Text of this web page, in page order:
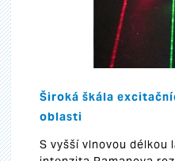
Široká škála
oblasti
S vyšší vlnovou délkou